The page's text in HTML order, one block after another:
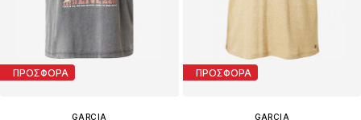
ΠΡΟΣΦΟΡΑ
GARCIA
ΠΡΟΣΦΟΡΑ
GARCIA